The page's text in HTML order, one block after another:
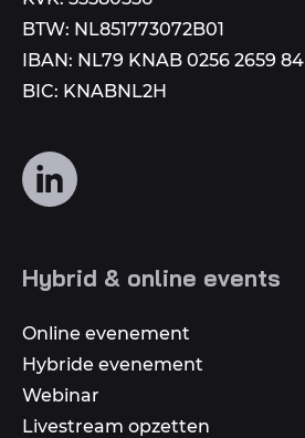
BTW: NL851773072B01
IBAN: NL79 KNAB 0256 2659 84
BIC: KNABNL2H
Volg
ons
media
Hybrid & online events
Online evenement
Hybride evenement
Webinar
Livestream opzetten